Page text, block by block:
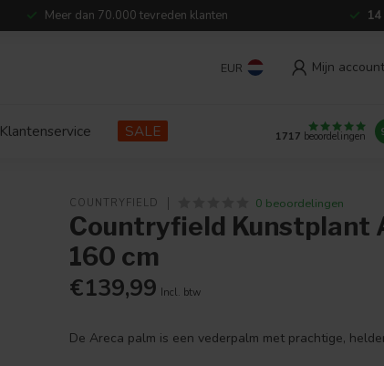
Meer dan 70.000 tevreden klanten 14
EUR Mijn account
Klantenservice SALE 1717 beoordelingen
COUNTRYFIELD 0 beoordelingen
Countryfield Kunstplant
160 cm
€139,99 Incl. btw
De Areca palm is een vederpalm met prachtige,